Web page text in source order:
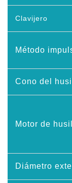
Clavijero
Método
Cono del
Motor de
Diámetro